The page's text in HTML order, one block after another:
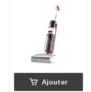
Ajouter